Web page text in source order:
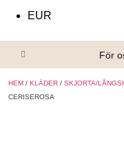
EUR
För
HEM / KLÄDER / SKJORTA/
CERISEROSA